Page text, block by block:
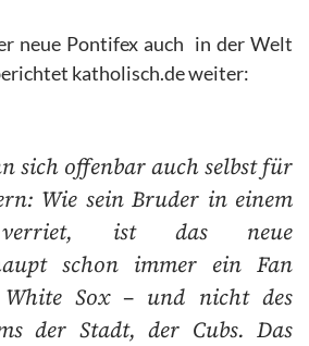
neue Pontifex auch in der Welt
katholisch.de weiter:
sich offenbar auch selbst für
Wie sein Bruder in einem
verriet, ist das neue
schon immer ein Fan
White Sox – und nicht des
der Stadt, der Cubs. Das